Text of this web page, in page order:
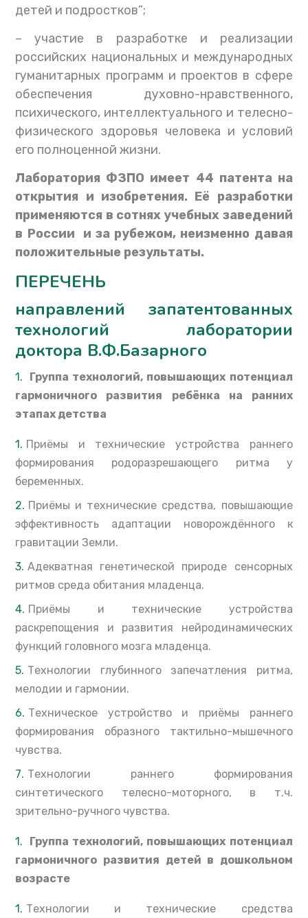
детей и подростков”;
–
участие в разработке и реализации
российских национальных и международных
гуманитарных программ и проектов в сфере
обеспечения духовно-нравственного,
психического, интеллектуального и телесно-
физического здоровья человека и условий
его полноценной жизни.
Лаборатория ФЗПО имеет 44 патента на
открытия и изобретения. Её разработки
применяются в сотнях учебных заведений
в России
и за рубежом, неизменно давая
положительные результаты.
ПЕРЕЧЕНЬ
направлений запатентованных
технологий лаборатории
доктора В.Ф.Базарного
Группа технологий, повышающих потенциал
гармоничного развития ребёнка на ранних
этапах детства
Приёмы и технические устройства раннего
формирования родоразрешающего ритма у
беременных.
Приёмы и технические средства, повышающие
эффективность адаптации новорождённого к
гравитации Земли.
Адекватная генетической природе сенсорных
ритмов среда обитания младенца.
Приёмы и технические устройства
раскрепощения и развития нейродинамических
функций головного мозга младенца.
Технологии глубинного запечатления ритма,
мелодии и гармонии.
Техническое устройство и приёмы раннего
формирования образного тактильно-мышечного
чувства.
Технологии раннего формирования
синтетического телесно-моторного, в т.ч.
зрительно-ручного чувства.
Группа технологий, повышающих потенциал
гармоничного развития детей в дошкольном
возрасте
Технологии и технические средства